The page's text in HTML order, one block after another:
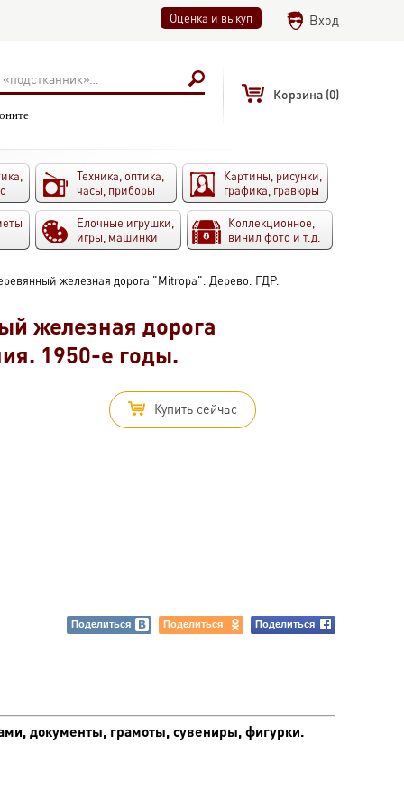
Оценка и выкуп Вход
Корзина (0)
Техника, оптика,
часы, приборы
Картины, рисунки,
графика, гравюры
Елочные игрушки,
игры, машинки
Коллекционное,
винил фото и т.д.
железная дорога "Mitropa". Дерево. ГДР.
железная дорога
1950-е годы.
Купить сейчас
Поделиться Поделиться Поделиться
документы, грамоты, сувениры, фигурки.